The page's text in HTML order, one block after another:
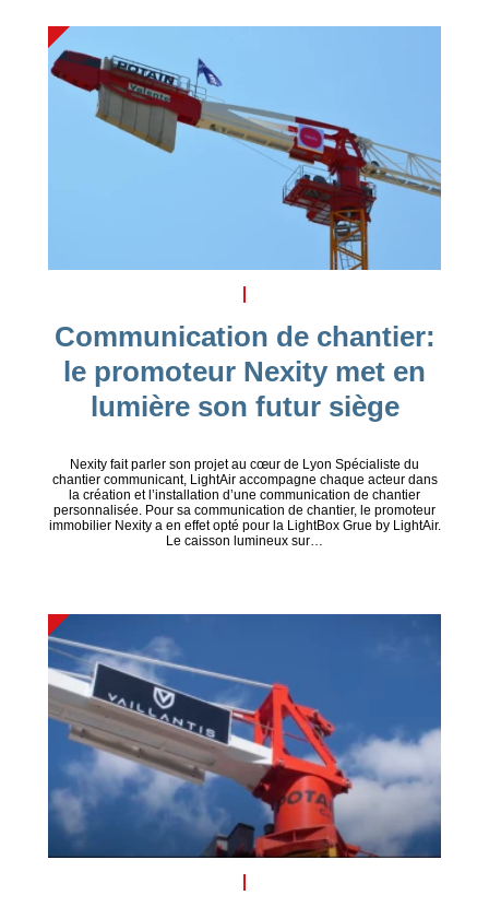
Communication de chantier:
le promoteur Nexity met en
lumière son futur siège
Nexity fait parler son projet au cœur de Lyon Spécialiste du
chantier communicant, LightAir accompagne chaque acteur dans
la création et l’installation d’une communication de chantier
personnalisée. Pour sa communication de chantier, le promoteur
immobilier Nexity a en effet opté pour la LightBox Grue by LightAir.
Le caisson lumineux sur…